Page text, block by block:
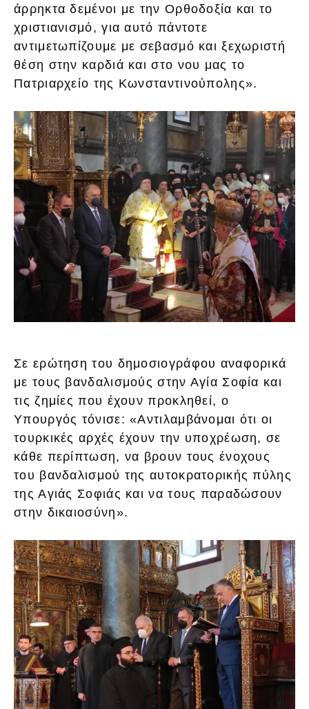
άρρηκτα δεμένοι με την Ορθοδοξία και το
χριστιανισμό, για αυτό πάντοτε
αντιμετωπίζουμε με σεβασμό και ξεχωριστή
θέση στην καρδιά και στο νου μας το
Πατριαρχείο της Κωνσταντινούπολης».
Σε ερώτηση του δημοσιογράφου αναφορικά
με τους βανδαλισμούς στην Αγία Σοφία και
τις ζημίες που έχουν προκληθεί, ο
Υπουργός τόνισε: «Αντιλαμβάνομαι ότι οι
τουρκικές αρχές έχουν την υποχρέωση, σε
κάθε περίπτωση, να βρουν τους ένοχους
του βανδαλισμού της αυτοκρατορικής πύλης
της Αγιάς Σοφιάς και να τους παραδώσουν
στην δικαιοσύνη».